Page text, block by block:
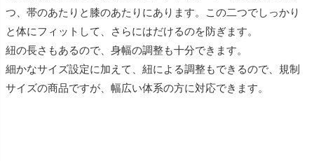
つ、帯のあたりと膝のあたりにあります。この二つでしっかり
と体にフィットして、さらにはだけるのを防ぎます。
紐の長さもあるので、身幅の調整も十分できます。
細かなサイズ設定に加えて、紐による調整もできるので、規制
サイズの商品ですが、幅広い体系の方に対応できます。